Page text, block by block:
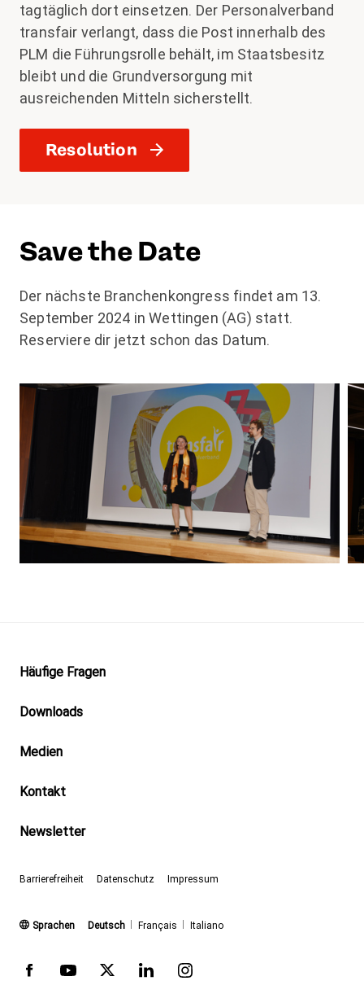
tagtäglich dort einsetzen. Der Personalverband
transfair verlangt, dass die Post innerhalb des
PLM die Führungsrolle behält, im Staatsbesitz
bleibt und die Grundversorgung mit
ausreichenden Mitteln sicherstellt.
Resolution
Save the Date
Der nächste Branchenkongress findet am 13.
September 2024 in Wettingen (AG) statt.
Reserviere dir jetzt schon das Datum.
Footer
Häufige Fragen
Downloads
Medien
Kontakt
Newsletter
Barrierefreiheit Datenschutz Impressum
Sprachen Deutsch
(aktiv)
Français Italiano